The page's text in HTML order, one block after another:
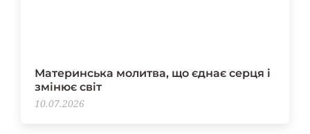
Материнська молитва, що єднає серця і
змінює світ
10.07.2026